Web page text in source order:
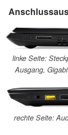
linke Seite:
Ausgang,
rechte Seite: